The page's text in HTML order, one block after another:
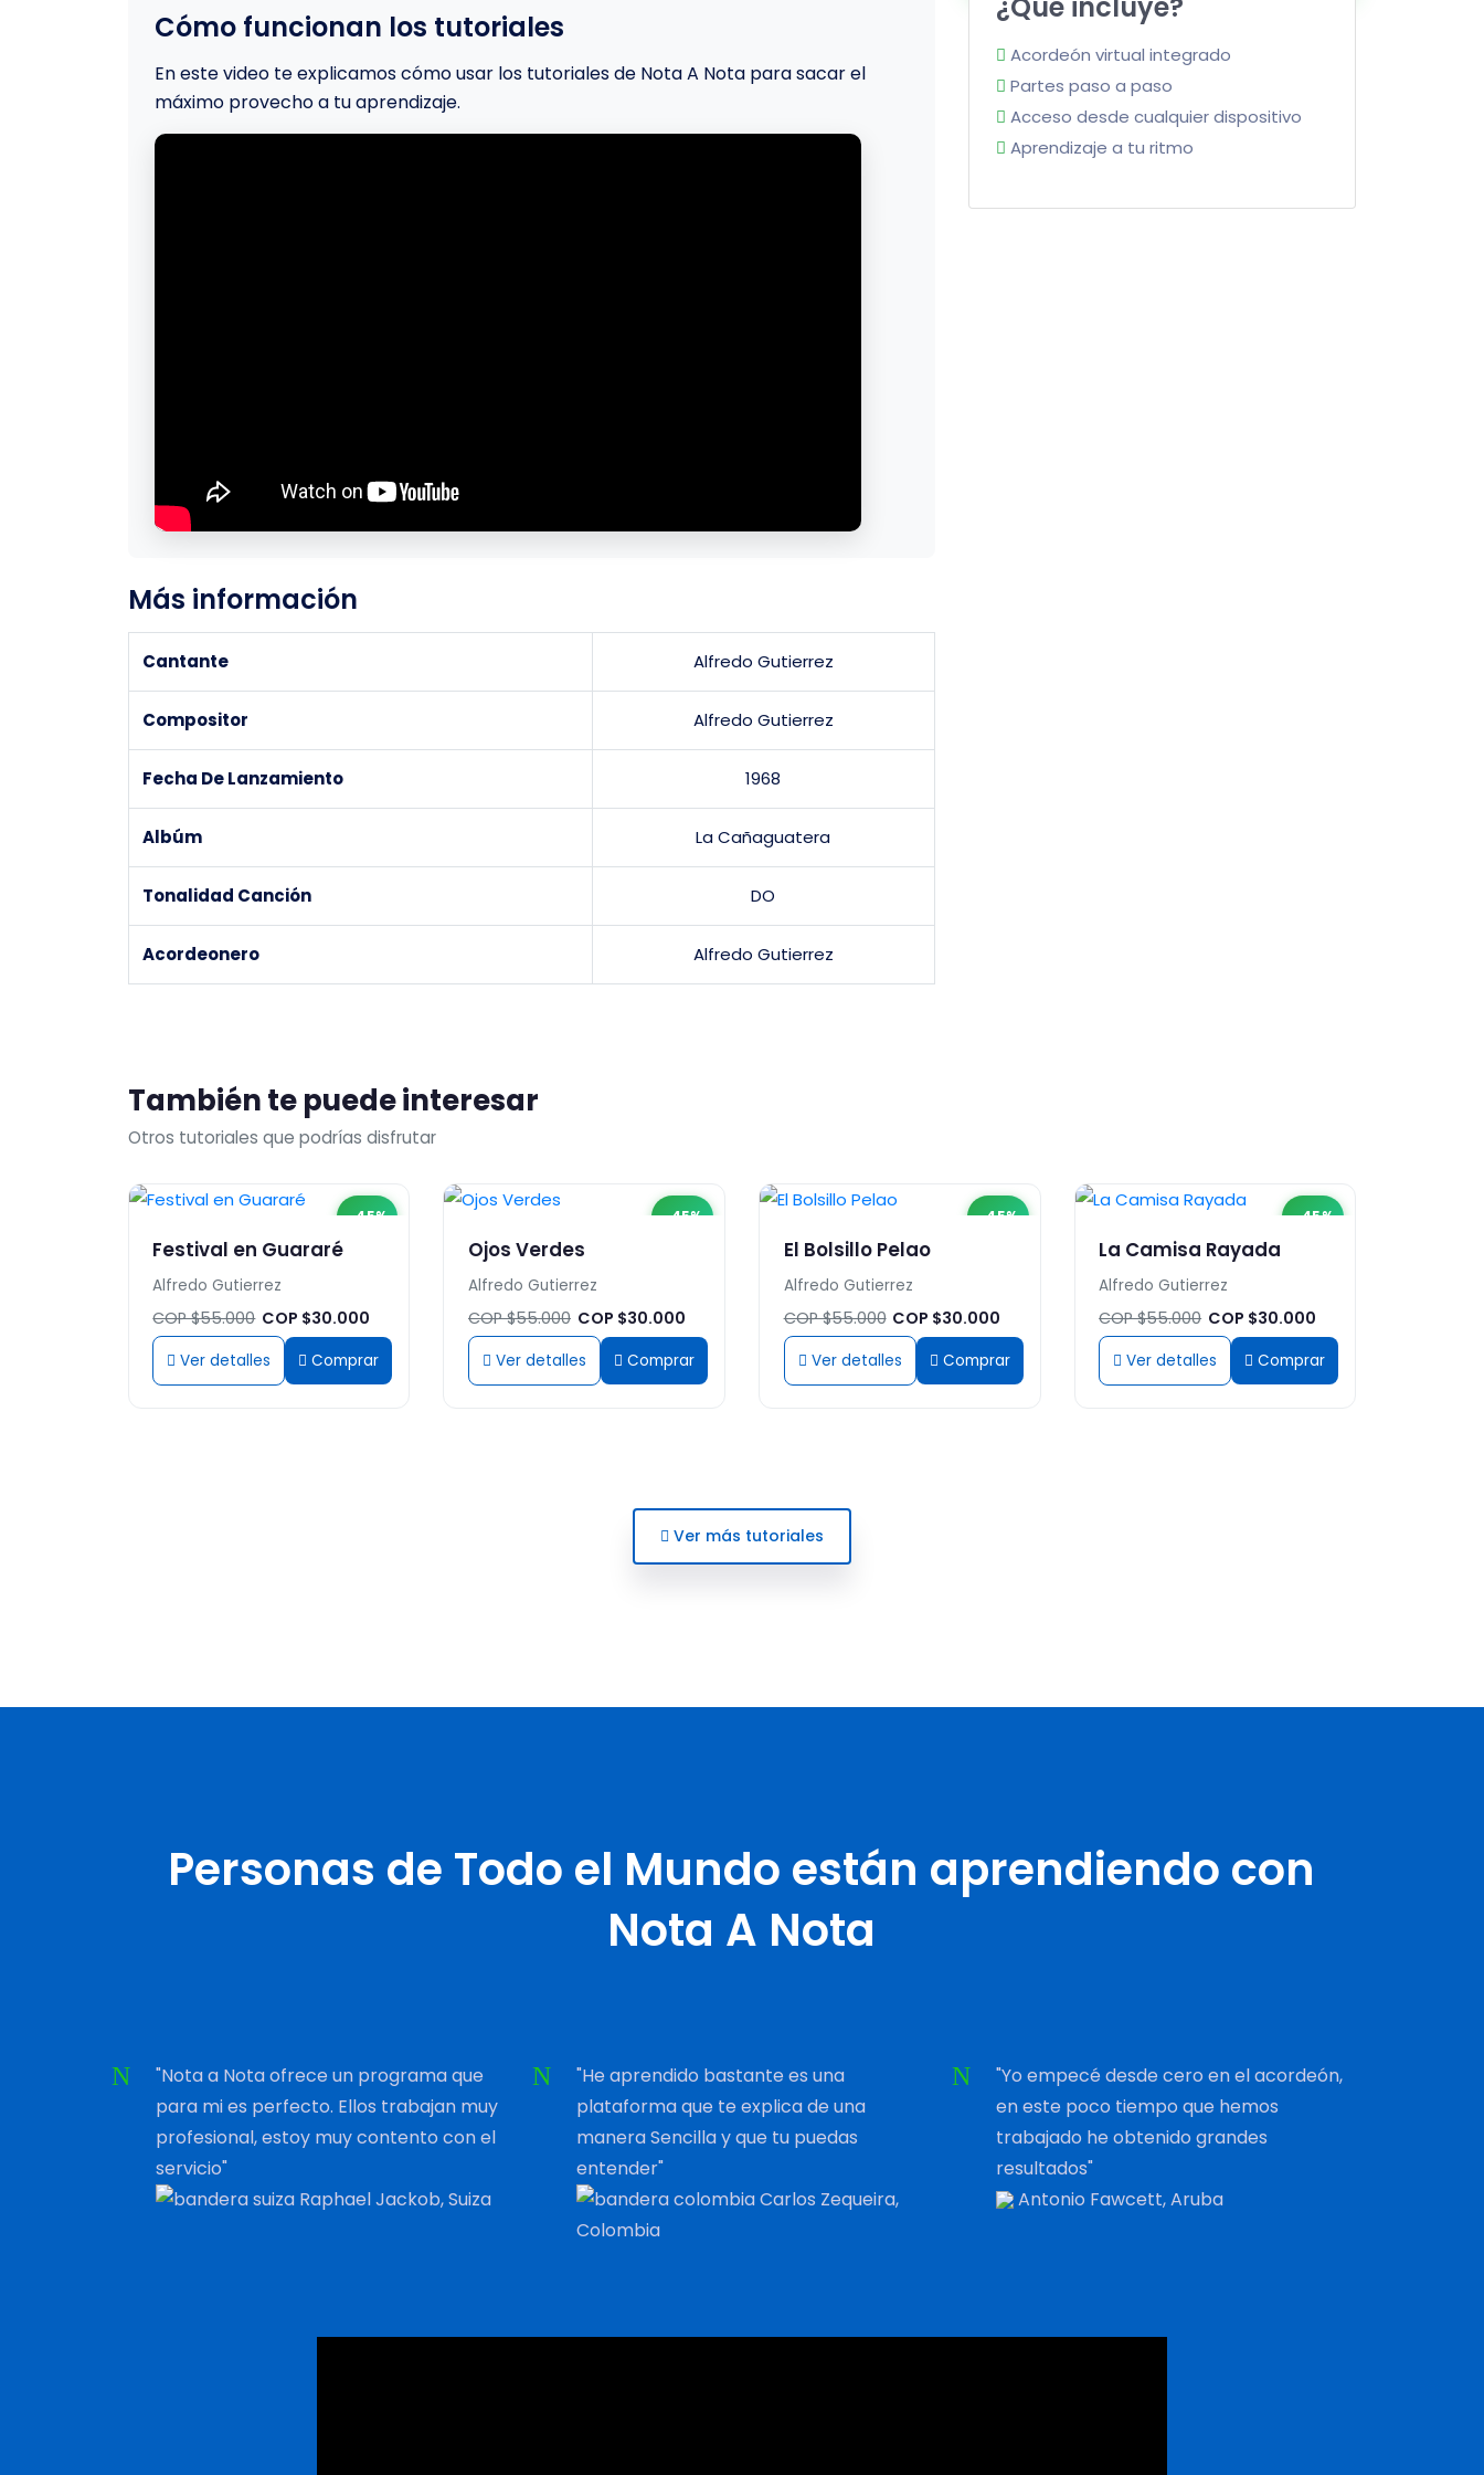
Cómo funcionan los tutoriales
En este video te explicamos cómo usar los tutoriales de Nota A Nota para sacar el
máximo provecho a tu aprendizaje.
Más información
Cantante Alfredo Gutierrez
Compositor Alfredo Gutierrez
Fecha De Lanzamiento 1968
Albúm La Cañaguatera
Tonalidad Canción DO
Acordeonero Alfredo Gutierrez
¿Qué incluye?
Acordeón virtual integrado
Partes paso a paso
Acceso desde cualquier dispositivo
Aprendizaje a tu ritmo
También te puede interesar
Otros tutoriales que podrías disfrutar
-45%
Festival en Guararé
Alfredo Gutierrez
COP $55.000 COP $30.000
Ver detalles Comprar
-45%
Ojos Verdes
Alfredo Gutierrez
COP $55.000 COP $30.000
Ver detalles Comprar
-45%
El Bolsillo Pelao
Alfredo Gutierrez
COP $55.000 COP $30.000
Ver detalles Comprar
-45%
La Camisa Rayada
Alfredo Gutierrez
COP $55.000 COP $30.000
Ver detalles Comprar
Ver más tutoriales
Personas de Todo el Mundo están aprendiendo con
Nota A Nota
"Nota a Nota ofrece un programa que
para mi es perfecto. Ellos trabajan muy
profesional, estoy muy contento con el
servicio"
Raphael Jackob, Suiza
"He aprendido bastante es una
plataforma que te explica de una
manera Sencilla y que tu puedas
entender"
Carlos Zequeira,
Colombia
"Yo empecé desde cero en el acordeón,
en este poco tiempo que hemos
trabajado he obtenido grandes
resultados"
Antonio Fawcett, Aruba